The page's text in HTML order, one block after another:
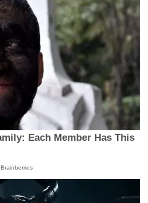
Each Member Has This
Brainberries